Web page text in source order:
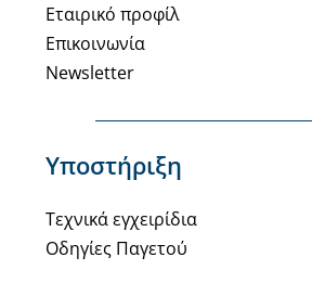
Εταιρικό προφίλ
Επικοινωνία
Newsletter
Υποστήριξη
Τεχνικά εγχειρίδια
Οδηγίες Παγετού